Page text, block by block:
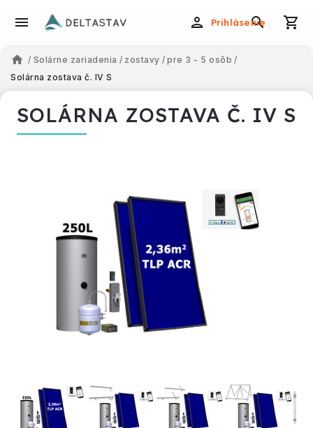
Prihlásenie
/ Solárne zariadenia / zostavy / pre 3 - 5 osôb /
Solárna zostava č. IV S
SOLÁRNA ZOSTAVA Č. IV S